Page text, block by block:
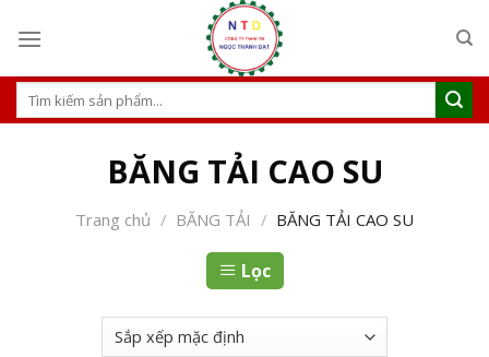
t
BĂNG TẢI CAO SU
Trang chủ / BĂNG TẢI / BĂNG TẢI CAO SU
Lọc